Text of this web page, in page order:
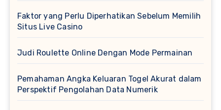
Faktor yang Perlu Diperhatikan Sebelum Memilih
Situs Live Casino
Judi Roulette Online Dengan Mode Permainan
Pemahaman Angka Keluaran Togel Akurat dalam
Perspektif Pengolahan Data Numerik